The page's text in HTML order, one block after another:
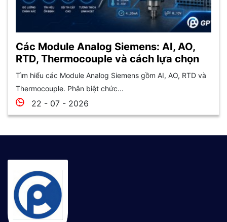
Các Module Analog Siemens: AI, AO,
RTD, Thermocouple và cách lựa chọn
Tìm hiểu các Module Analog Siemens gồm AI, AO, RTD và
Thermocouple. Phân biệt chức...
22 - 07 - 2026